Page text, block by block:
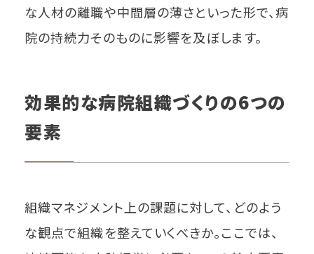
な人材の離職や中間層の薄さといった形で、病
院の持続力そのものに影響を及ぼします。
効果的な病院組織づくりの6つの
要素
組織マネジメント上の課題に対して、どのよう
な観点で組織を整えていくべきか。ここでは、